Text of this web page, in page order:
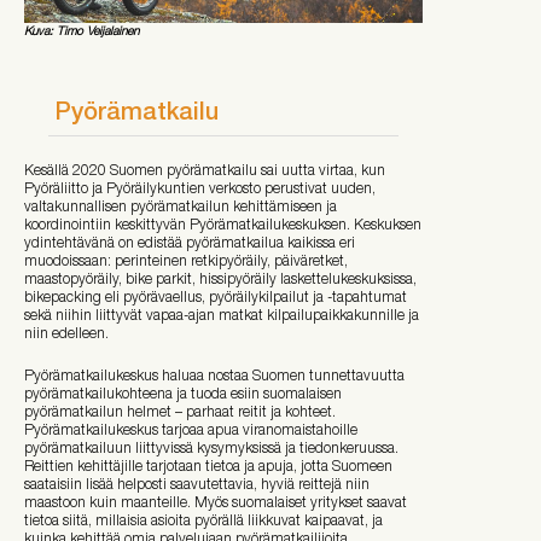
Kuva: Timo Veijalainen
Pyörämatkailu
Kesällä 2020 Suomen pyörämatkailu sai uutta virtaa, kun
Pyöräliitto ja Pyöräilykuntien verkosto perustivat uuden,
valtakunnallisen pyörämatkailun kehittämiseen ja
koordinointiin keskittyvän Pyörämatkailukeskuksen. Keskuksen
ydintehtävänä on edistää pyörämatkailua kaikissa eri
muodoissaan: perinteinen retkipyöräily, päiväretket,
maastopyöräily, bike parkit, hissipyöräily laskettelukeskuksissa,
bikepacking eli pyörävaellus, pyöräilykilpailut ja -tapahtumat
sekä niihin liittyvät vapaa-ajan matkat kilpailupaikkakunnille ja
niin edelleen.
Pyörämatkailukeskus haluaa nostaa Suomen tunnettavuutta
pyörämatkailukohteena ja tuoda esiin suomalaisen
pyörämatkailun helmet – parhaat reitit ja kohteet.
Pyörämatkailukeskus tarjoaa apua viranomaistahoille
pyörämatkailuun liittyvissä kysymyksissä ja tiedonkeruussa.
Reittien kehittäjille tarjotaan tietoa ja apuja, jotta Suomeen
saataisiin lisää helposti saavutettavia, hyviä reittejä niin
maastoon kuin maanteille. Myös suomalaiset yritykset saavat
tietoa siitä, millaisia asioita pyörällä liikkuvat kaipaavat, ja